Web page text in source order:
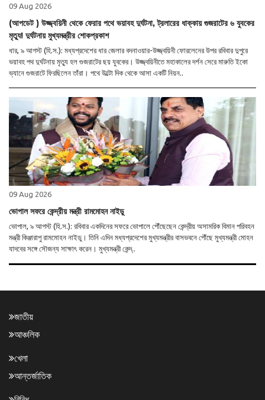
09 Aug 2026
(আপডেট ) উজ্জ্বয়িনী থেকে ফেরার পথে ভয়াবহ দুর্ঘটনা, ট্রলারের ধাক্কায় গুজরাটের ৬ যুবকের
মৃত্যু! দুর্ঘটনায় মুখ্যমন্ত্রীর শোকপ্রকাশ
ধার, ৯ আগস্ট (হি.স.): মধ্যপ্রদেশের ধার জেলার বদনাওয়ার-উজ্জ্বয়িনী ফোরলেনের উপর রবিবার দুপুরে
ভয়াবহ পথ দুর্ঘটনায় মৃত্যু হল গুজরাটের ছয় যুবকের। উজ্জ্বয়িনীতে মহাকালের দর্শন সেরে মারুতি ইকো
ভ্যানে গুজরাটে ফিরছিলেন তাঁরা। পথে উল্টো দিক থেকে আসা একটি নিয়ন..
09 Aug 2026
ভোপাল সফরে কেন্দ্রীয় মন্ত্রী রামমোহন নাইডু
ভোপাল, ৯ আগস্ট (হি.স.): রবিবার একদিনের সফরে ভোপালে পৌঁছেছেন কেন্দ্রীয় অসামরিক বিমান পরিবহন
মন্ত্রী কিঞ্জারাপু রামমোহন নাইডু। তিনি এদিন মধ্যপ্রদেশের মুখ্যমন্ত্রীর বাসভবনে পৌঁছে মুখ্যমন্ত্রী মোহন
যাদবের সঙ্গে সৌজন্য সাক্ষাৎ করেন। মুখ্যমন্ত্রী কেন্দ্..
জাতীয়
আঞ্চলিক
খেলা
আন্তর্জাতিক